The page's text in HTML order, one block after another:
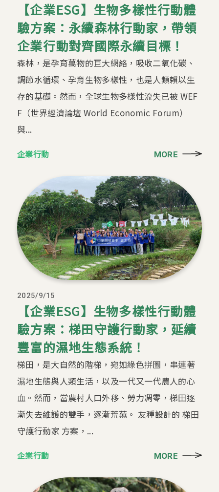
【企業ESG】生物多樣性行動體
驗方案：永續森林行動家，帶領
企業行動對齊國際永續目標！
森林，是孕育萬物的巨大網絡，吸收二氧化碳、
調節水循環、孕育生物多樣性，也是人類賴以生
存的基礎。然而，全球生物多樣性流失已被 WEF
F（世界經濟論壇 World Economic Forum）
與...
企業行動 MORE
2025/9/15
【企業ESG】生物多樣性行動體
驗方案：梯田守護行動家，延續
豐富的濕地生態系統！
梯田，是大自然的階梯，宛如綠色拼圖，串連著
濕地生態與人類生活，以及一代又一代農人的心
血。然而，當農村人口外移、勞力凋零，梯田逐
漸失去維護的雙手，逐漸荒蕪。 友種設計的 梯田
守護行動家 方案，...
企業行動 MORE